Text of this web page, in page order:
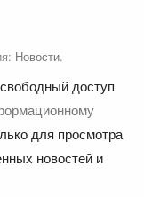
Новости.
доступ
для просмотра
новостей и